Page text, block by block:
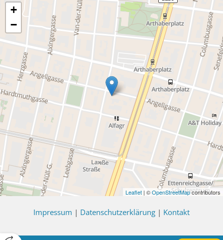
+
−
Leaflet | ©OpenStreetMapcontributors
Impressum | Datenschutzerklärung | Kontakt